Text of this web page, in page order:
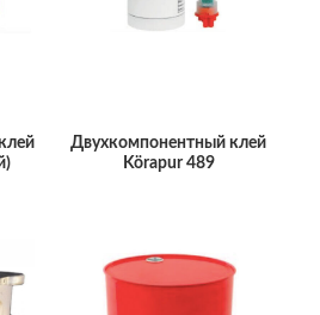
Двухкомпонентный клей
Körapur 489